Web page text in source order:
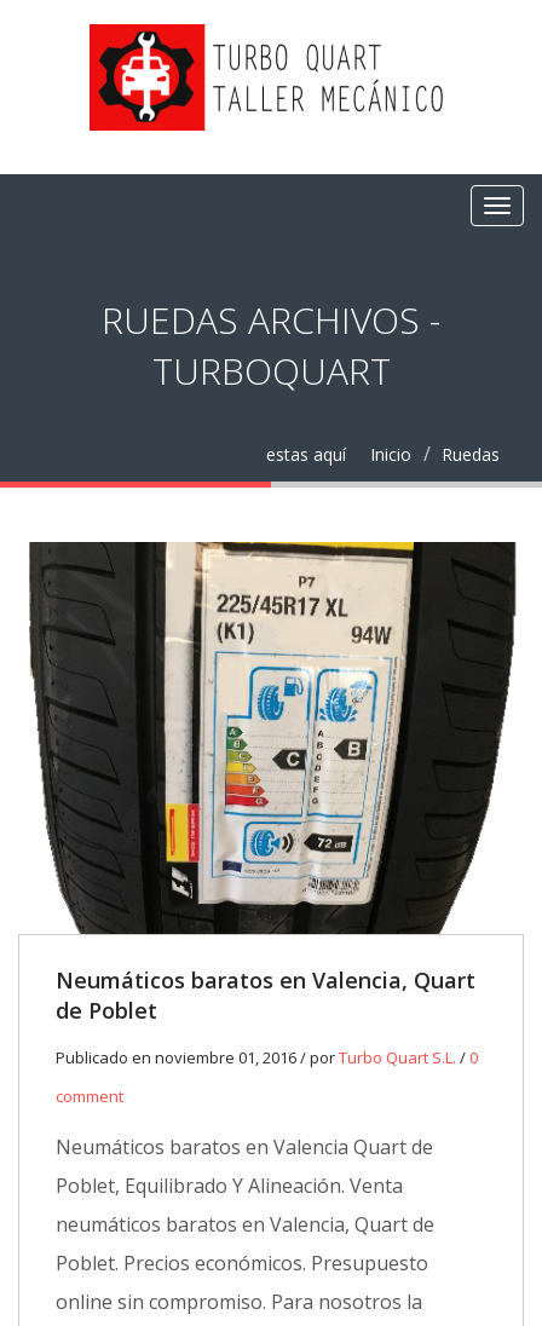
RUEDAS ARCHIVOS -
TURBOQUART
estas aquí Inicio Ruedas
Neumáticos baratos en Valencia, Quart
de Poblet
Publicado en noviembre 01, 2016 / porTurbo Quart S.L. / 0
comment
Neumáticos baratos en Valencia Quart de
Poblet, Equilibrado Y Alineación. Venta
neumáticos baratos en Valencia, Quart de
Poblet. Precios económicos. Presupuesto
online sin compromiso. Para nosotros la